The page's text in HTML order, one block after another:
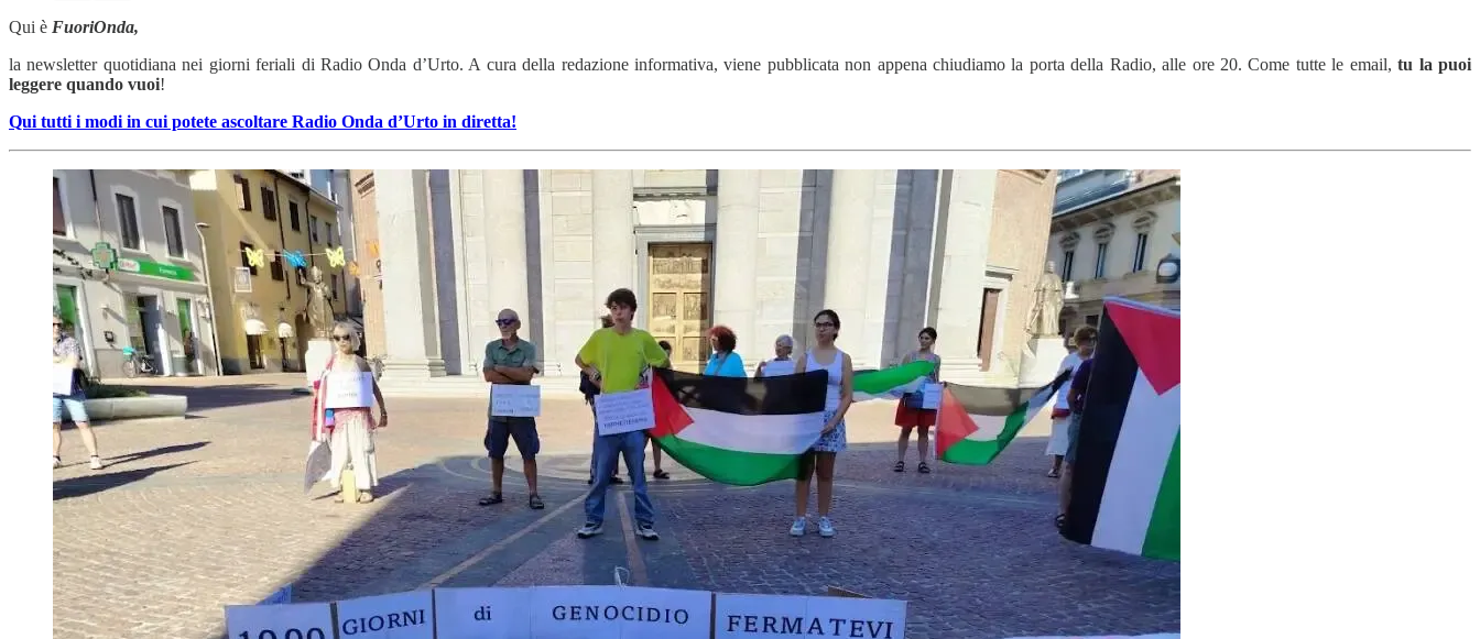
Qui è FuoriOnda,
la newsletter quotidiana nei giorni feriali di Radio Onda d’Urto. A cura della redazione informativa, viene pubblicata non appena chiudiamo la porta della Radio, alle ore 20. Come tutte le email,tu la puoi
leggere quando vuoi!
Qui tutti i modi in cui potete ascoltare Radio Onda d’Urto in diretta!